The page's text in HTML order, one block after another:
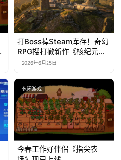
打Boss掉Steam库存！奇幻
RPG搜打撤新作《核纪元》
正式上线Steam：武器属性
2026年6月25日
休闲游戏
今春工作好伴侣《指尖农